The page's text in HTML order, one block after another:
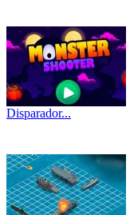
Disparador...